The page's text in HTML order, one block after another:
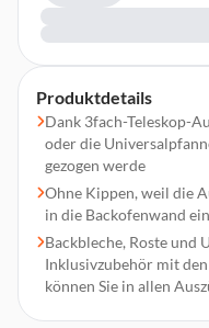
Produktdetails
Dank 3fach-Teleskop-
oder die
gezogen werde
Ohne Kippen, weil die
in die Backofenwand
Backbleche, Roste und
Inklusivzubehör mit
können Sie in allen